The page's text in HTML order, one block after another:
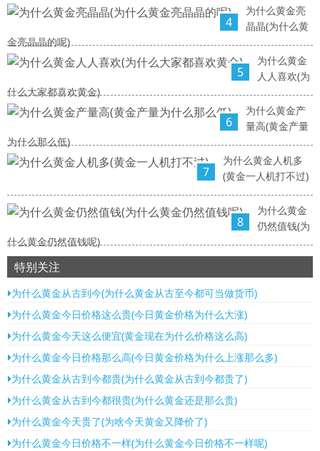
4
为什么黄金亮
晶晶(为什么黄
金亮晶晶的呢)
5
为什么黄金
人人喜欢(为
什么大家都喜欢黄金)
6
为什么黄金产
量高(黄金产量
为什么那么低)
7
为什么黄金人机多
(黄金一人机打不过)
8
为什么黄金
仍然值钱(为
什么黄金仍然值钱呢)
特别关注
为什么黄金从古到今(为什么黄金从古至今都可当做货币)
为什么黄金今日价格这么贵(今日黄金价格为什么大涨)
为什么黄金今天这么便宜(黄金现在为什么价格这么高)
为什么黄金今日价格那么高(今日黄金价格为什么上涨那么多)
为什么黄金从古到今都贵(为什么黄金从古到今都贵了)
为什么黄金从古到今都很贵(为什么黄金还是那么贵)
为什么黄金今天贵了(为啥今天黄金又降价了)
为什么黄金今日价格不一样(为什么黄金今日价格不一样呢)